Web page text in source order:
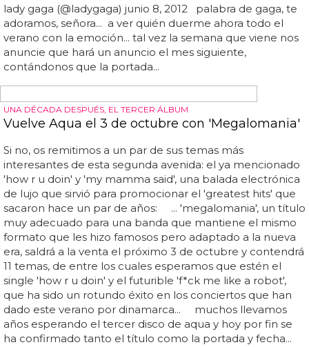
PORTADA POLÉMICA
Kanye West y la censura con su nuevo single y
álbum
El rapero lanza single pronto y ha sido anunciar el título y
tener que cambiarlo por motivos de derechos... encima
del cuello, donde debería haber una cabeza, hay un
pequeño bote de leche... la conocida marca ha exigido,
eso sí, muy educadamente, que cambie el nombre por
los años de confianza de sus clientes, y kanye se ha